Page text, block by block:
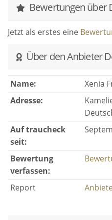
Bewertungen über
Jetzt als erstes eine
Über den Anbieter
Name:
Xenia
Adresse:
Auf traucheck
seit:
Bewertung
verfassen:
Report